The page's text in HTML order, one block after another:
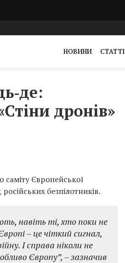
НОВИНИ СТАТТІ
дронів»
Європейської
безпілотників.
навіть ті, хто поки не
– це чіткий сигнал,
І справа ніколи не
Європу”, – зазначив